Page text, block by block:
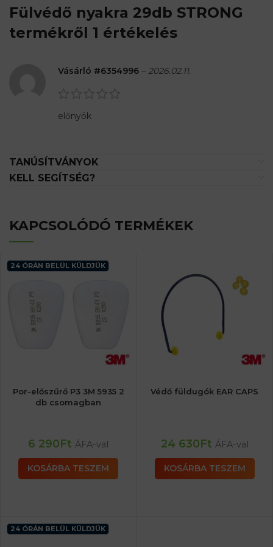
Fülvédő nyakra 29db STRONG
termékről 1 értékelés
Vásárló #6354996 – 2026.02.11.
előnyök
TANÚSÍTVÁNYOK
KELL SEGÍTSÉG?
KAPCSOLÓDÓ TERMÉKEK
24 ÓRÁN BELÜL KÜLDJÜK
Por-előszűrő P3 3M 5935 2
db csomagban
6 290Ft ÁFA-val
KOSÁRBA TESZEM
Védő füldugók EAR CAPS
24 630Ft ÁFA-val
KOSÁRBA TESZEM
24 ÓRÁN BELÜL KÜLDJÜK